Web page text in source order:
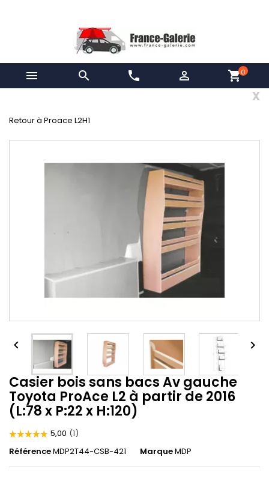
  phone  shopping_cart0
x
Retour à Proace L2H1
 
Casier bois sans bacs Av gauche
Toyota ProAce L2 à partir de 2016
(L:78 x P:22 x H:120)
RéférenceMDP2T44-CSB-421 MarqueMDP